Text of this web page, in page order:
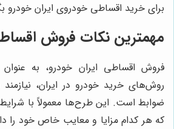
برای خرید اقساطی خودروی ایران خودرو
مهمترین نکات فروش
فروش اقساطی ایران خودرو، به عنوان
روش‌های خرید خودرو در ایران،
ضوابط است. این طرح‌ها معمولاً با
که هر کدام مزایا و معایب خاص خود را